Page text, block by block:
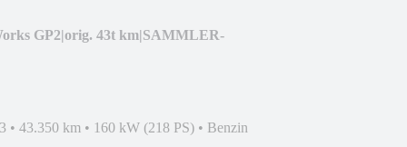
GP2|orig. 43t km|SAMMLER-
• 43.350 km • 160 kW (218 PS) • Benzin